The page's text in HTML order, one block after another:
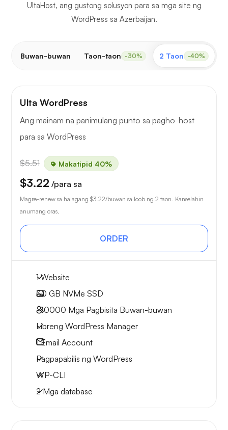
UltaHost, ang gustong solusyon para sa mga site ng
WordPress sa Azerbaijan.
Buwan-buwan Taon-taon -30% 2 Taon -40%
Ulta WordPress
Ang mainam na panimulang punto sa pagho-host
para sa WordPress
$5.51 Makatipid 40%
$3.22 /para sa
Magre-renew sa halagang $3.22/buwan sa loob ng 2 taon. Kanselahin
anumang oras.
ORDER
1 Website
30 GB NVMe SSD
~10000 Mga Pagbisita Buwan-buwan
Libreng WordPress Manager
1Email Account
Pagpapabilis ng WordPress
WP-CLI
2 Mga database